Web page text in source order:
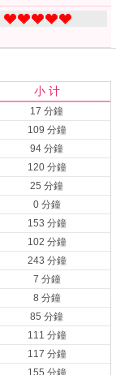
小 计
17 分鐘
109 分鐘
94 分鐘
120 分鐘
25 分鐘
0 分鐘
153 分鐘
102 分鐘
243 分鐘
7 分鐘
8 分鐘
85 分鐘
111 分鐘
117 分鐘
155 分鐘